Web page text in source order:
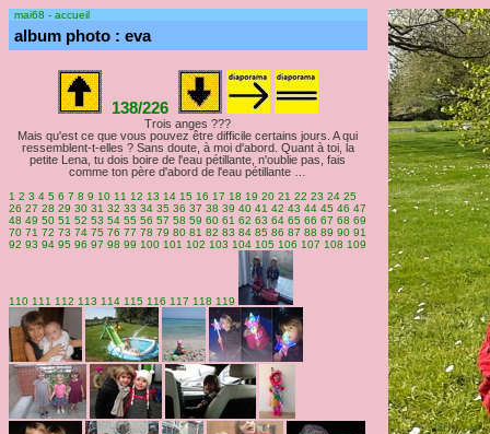
mai68 - accueil
album photo : eva
138/226
Trois anges ???
Mais qu'est ce que vous pouvez être difficile certains jours. A qui
ressemblent-t-elles ? Sans doute, à moi d'abord. Quant à toi, la
petite Lena, tu dois boire de l'eau pétillante, n'oublie pas, fais
comme ton père d'abord de l'eau pétillante …
1 2 3 4 5 6 7 8 9 10 11 12 13 14 15 16 17 18 19 20 21 22 23 24 25
26 27 28 29 30 31 32 33 34 35 36 37 38 39 40 41 42 43 44 45 46 47
48 49 50 51 52 53 54 55 56 57 58 59 60 61 62 63 64 65 66 67 68 69
70 71 72 73 74 75 76 77 78 79 80 81 82 83 84 85 86 87 88 89 90 91
92 93 94 95 96 97 98 99 100 101 102 103 104 105 106 107 108 109
110 111 112 113 114 115 116 117 118 119